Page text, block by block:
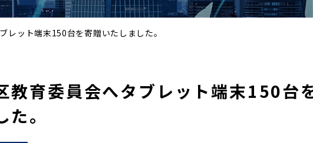
レット端末150台を寄贈いたしました。
教育委員会へタブレット端末150台
た。